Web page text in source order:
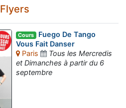
Flyers
Cours Fuego De Tango
Vous Fait Danser
Paris
Tous les Mercredis
et Dimanches à partir du 6
septembre